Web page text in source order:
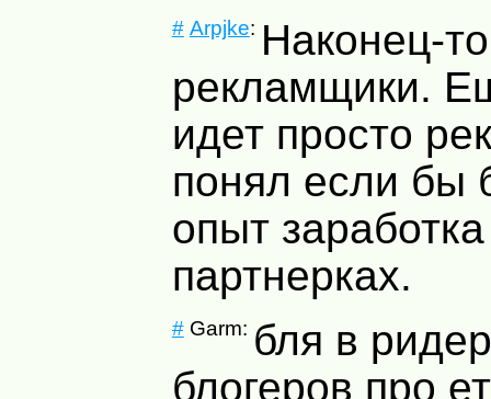
# Arpjke: Наконец-
рекламщики.
идет просто
понял если бы
опыт
партнерках.
#Garm: бля в
блогеров про